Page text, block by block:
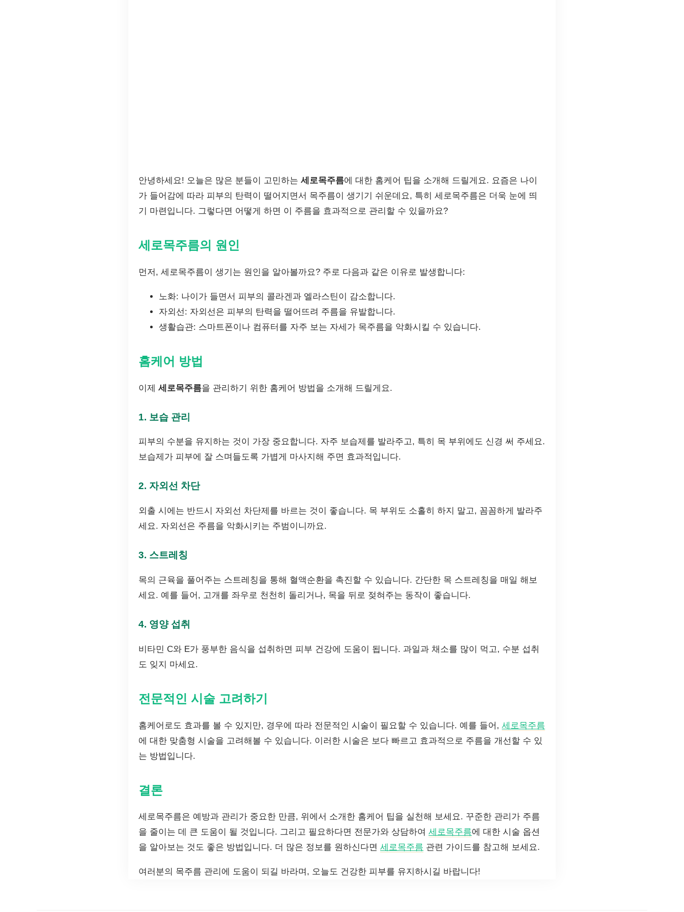
안녕하세요! 오늘은 많은 분들이 고민하는 세로목주름에 대한 홈케어 팁을 소개해 드릴게요. 요즘은 나이
가 들어감에 따라 피부의 탄력이 떨어지면서 목주름이 생기기 쉬운데요, 특히 세로목주름은 더욱 눈에 띄
기 마련입니다. 그렇다면 어떻게 하면 이 주름을 효과적으로 관리할 수 있을까요?
세로목주름의 원인
먼저, 세로목주름이 생기는 원인을 알아볼까요? 주로 다음과 같은 이유로 발생합니다:
노화: 나이가 들면서 피부의 콜라겐과 엘라스틴이 감소합니다.
자외선: 자외선은 피부의 탄력을 떨어뜨려 주름을 유발합니다.
생활습관: 스마트폰이나 컴퓨터를 자주 보는 자세가 목주름을 악화시킬 수 있습니다.
홈케어 방법
이제 세로목주름을 관리하기 위한 홈케어 방법을 소개해 드릴게요.
1. 보습 관리
피부의 수분을 유지하는 것이 가장 중요합니다. 자주 보습제를 발라주고, 특히 목 부위에도 신경 써 주세요.
보습제가 피부에 잘 스며들도록 가볍게 마사지해 주면 효과적입니다.
2. 자외선 차단
외출 시에는 반드시 자외선 차단제를 바르는 것이 좋습니다. 목 부위도 소홀히 하지 말고, 꼼꼼하게 발라주
세요. 자외선은 주름을 악화시키는 주범이니까요.
3. 스트레칭
목의 근육을 풀어주는 스트레칭을 통해 혈액순환을 촉진할 수 있습니다. 간단한 목 스트레칭을 매일 해보
세요. 예를 들어, 고개를 좌우로 천천히 돌리거나, 목을 뒤로 젖혀주는 동작이 좋습니다.
4. 영양 섭취
비타민 C와 E가 풍부한 음식을 섭취하면 피부 건강에 도움이 됩니다. 과일과 채소를 많이 먹고, 수분 섭취
도 잊지 마세요.
전문적인 시술 고려하기
홈케어로도 효과를 볼 수 있지만, 경우에 따라 전문적인 시술이 필요할 수 있습니다. 예를 들어, 세로목주름
에 대한 맞춤형 시술을 고려해볼 수 있습니다. 이러한 시술은 보다 빠르고 효과적으로 주름을 개선할 수 있
는 방법입니다.
결론
세로목주름은 예방과 관리가 중요한 만큼, 위에서 소개한 홈케어 팁을 실천해 보세요. 꾸준한 관리가 주름
을 줄이는 데 큰 도움이 될 것입니다. 그리고 필요하다면 전문가와 상담하여 세로목주름에 대한 시술 옵션
을 알아보는 것도 좋은 방법입니다. 더 많은 정보를 원하신다면 세로목주름 관련 가이드를 참고해 보세요.
여러분의 목주름 관리에 도움이 되길 바라며, 오늘도 건강한 피부를 유지하시길 바랍니다!